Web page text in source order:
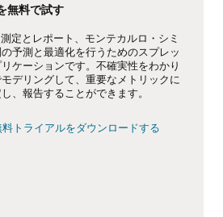
・アプリケーション用
取得
測、分析ツールやレポート、シッ
ーション用の機能メトリック、そ
ルでモデルを分析します。
ューションの特定
Student Editionは、授業用
センス期間は1年および2年から選
ジョンは、商用製品と同じもの
た手頃な価格であることが利点で
購入いただけます。テクニカル・サ
りません。
無料で試す
定とレポート、モンテカルロ・シミ
予測と最適化を行うためのスプレッ
ケーションです。不確実性をわかり
デリングして、重要なメトリックに
、報告することができます。
トライアルをダウンロードする